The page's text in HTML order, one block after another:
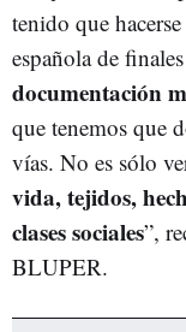
tenido que
española de
documentación
que tenemos que
vías. No es sólo
vida, tejidos,
clases sociales”,
BLUPER.